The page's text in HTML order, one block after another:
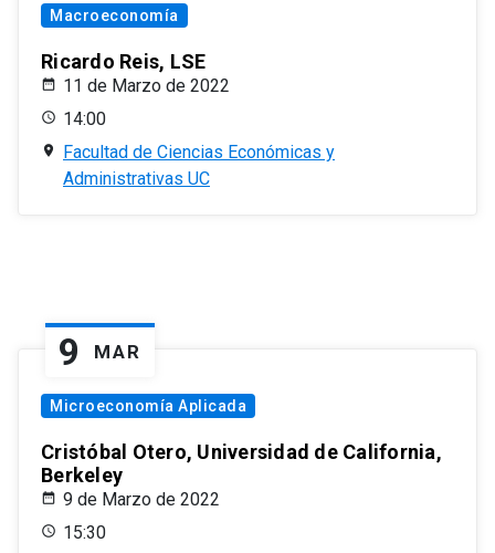
Macroeconomía
Ricardo Reis, LSE
11 de Marzo de 2022
14:00
Facultad de Ciencias Económicas y
Administrativas UC
9 MAR
Microeconomía Aplicada
Cristóbal Otero, Universidad de California,
Berkeley
9 de Marzo de 2022
15:30